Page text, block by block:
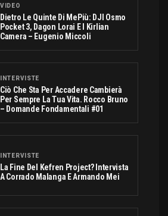
VIDEO
Dietro Le Quinte Di MePiù: DJI Osmo
Pocket 3, Dagon Lorai E I Kirlian
Camera – Eugenio Miccoli
INTERVISTE
Ciò Che Sta Per Accadere Cambierà
Per Sempre La Tua Vita. Rocco Bruno
– Domande Fondamentali #01
INTERVISTE
La Fine Del Kefren Project? Intervista
A Corrado Malanga E Armando Mei